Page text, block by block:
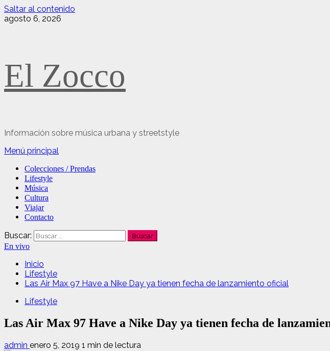
Saltar al contenido
agosto 6, 2026
El Zocco
Información sobre música urbana y streetstyle
Menú principal
Colecciones / Prendas
Lifestyle
Música
Cultura
Viajar
Contacto
Buscar:
En vivo
Inicio
Lifestyle
Las Air Max 97 Have a Nike Day ya tienen fecha de lanzamiento oficial
Lifestyle
Las Air Max 97 Have a Nike Day ya tienen fecha de
admin enero 5, 2019 1 min de lectura